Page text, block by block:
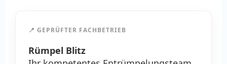
📍 GEPRÜFTER FACHBETRIEB
Rümpel Blitz